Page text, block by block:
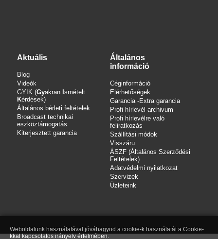
Aktuális
Blog
Videók
GYIK (Gyakran Ismételt
Kérdések)
Általános bérleti feltételek
Broadcast technikai
eszköztámogatás
Kiterjesztett garancia
Általános
információ
Céginformáció
Elérhetőségek
Garancia -Extra garancia
Profi hírlevél archivum
Profi hírlevélre való
feliratkozás
Szállítási módok
Visszáru
ÁSZF (Általános Szerződési
Feltételek)
Adatvédelmi nyilatkozat
Szervizek
Üzleteink
Weboldalunk használatával jóváhagyod a cookie-k használatát a Cookie-
kkal kapcsolatos irányelv értelmében.